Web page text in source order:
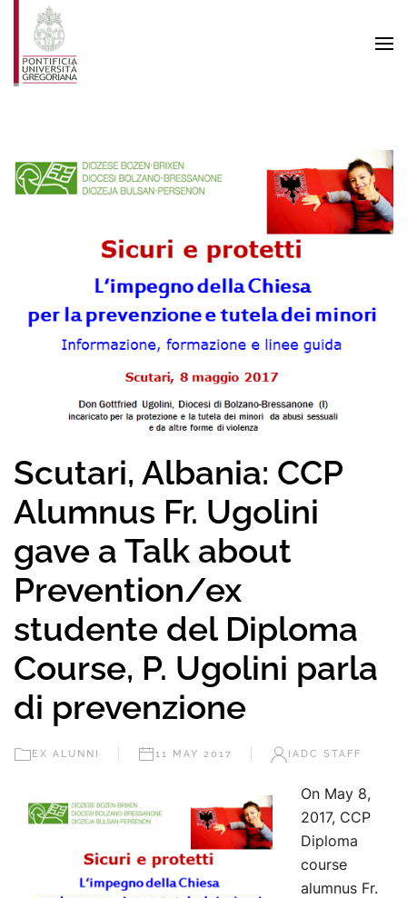
Skip to main content
Scutari, Albania: CCP
Alumnus Fr. Ugolini
gave a Talk about
Prevention/ex
studente del Diploma
Course, P. Ugolini parla
di prevenzione
EX ALUNNI 11 MAY 2017 IADC STAFF
On May 8,
2017, CCP
Diploma
course
alumnus Fr.